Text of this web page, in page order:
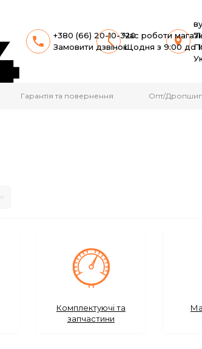
+380 (66) 20-10-320
Замовити дзвінок
Час роботи
Щодня з 9:00 до
Гарантія та повернення Опт/
Комплектуючі та
запчастини